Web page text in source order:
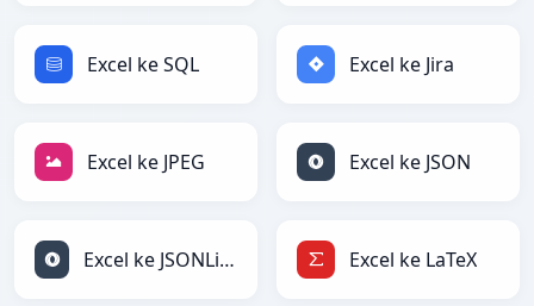
Excel ke SQL Excel ke Jira
Excel ke JPEG Excel ke JSON
Excel ke JSONLines Excel ke LaTeX